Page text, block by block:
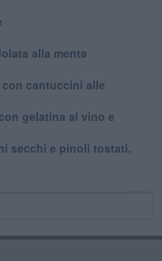
alla menta
cantuccini alle
gelatina al vino e
secchi e pinoli tostati,